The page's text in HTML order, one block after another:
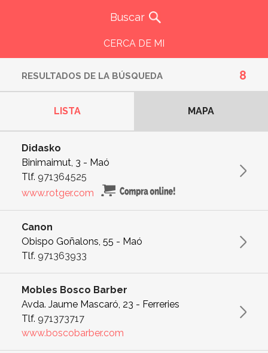
CERCA DE MI
8
RESULTADOS DE LA BÚSQUEDA
LISTA MAPA
Didasko
Binimaimut, 3 - Maó
Tlf. 971364525
www.rotger.com
Canon
Obispo Goñalons, 55 - Maó
Tlf. 971363933
Mobles Bosco Barber
Avda. Jaume Mascaró, 23 - Ferreries
Tlf. 971373717
www.boscobarber.com